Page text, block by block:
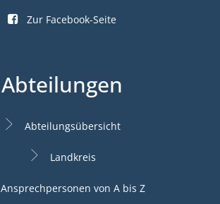
Zur Facebook-Seite
Abteilungen
Abteilungsübersicht
Landkreis
Ansprechpersonen von A bis Z